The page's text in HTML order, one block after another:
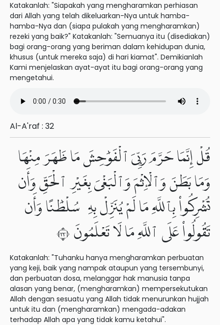
Katakanlah: "Siapakah yang mengharamkan perhiasan
dari Allah yang telah dikeluarkan-Nya untuk hamba-
hamba-Nya dan (siapa pulakah yang mengharamkan)
rezeki yang baik?" Katakanlah: "Semuanya itu (disediakan)
bagi orang-orang yang beriman dalam kehidupan dunia,
khusus (untuk mereka saja) di hari kiamat". Demikianlah
Kami menjelaskan ayat-ayat itu bagi orang-orang yang
mengetahui.
Al-A'raf : 32
قُلْ إِنَّمَا حَرَّمَ رَبِّىَ ٱلْفَوَٰحِشَ مَا ظَهَرَ مِنْهَا
وَمَا بَطَنَ وَٱلْإِثْمَ وَٱلْبَغْىَ بِغَيْرِ ٱلْحَقِّ وَأَن
تُشْرِكُوا۟ بِٱللَّهِ مَا لَمْ يُنَزِّلْ بِهِۦ سُلْطَٰنًا وَأَن
تَقُولُوا۟ عَلَى ٱللَّهِ مَا لَا تَعْلَمُونَ ٣٣
Katakanlah: "Tuhanku hanya mengharamkan perbuatan
yang keji, baik yang nampak ataupun yang tersembunyi,
dan perbuatan dosa, melanggar hak manusia tanpa
alasan yang benar, (mengharamkan) mempersekutukan
Allah dengan sesuatu yang Allah tidak menurunkan hujjah
untuk itu dan (mengharamkan) mengada-adakan
terhadap Allah apa yang tidak kamu ketahui".